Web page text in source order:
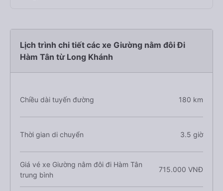
Lịch trình chi tiết các xe Giường nằm đôi Đi
Hàm Tân từ Long Khánh
Chiều dài tuyến đường 180 km
Thời gian di chuyển 3.5 giờ
Giá vé xe Giường nằm đôi đi Hàm Tân
trung bình
715.000 VNĐ